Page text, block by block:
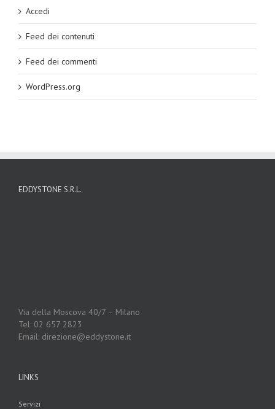
Accedi
Feed dei contenuti
Feed dei commenti
WordPress.org
EDDYSTONE S.R.L.
Via della Moscova 40/7 – Milano
Tel: 02 657 2823
Email: direzione@eddystone.it
LINKS
Servizi